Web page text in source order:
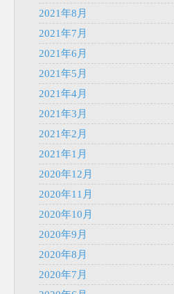
2021年8月
2021年7月
2021年6月
2021年5月
2021年4月
2021年3月
2021年2月
2021年1月
2020年12月
2020年11月
2020年10月
2020年9月
2020年8月
2020年7月